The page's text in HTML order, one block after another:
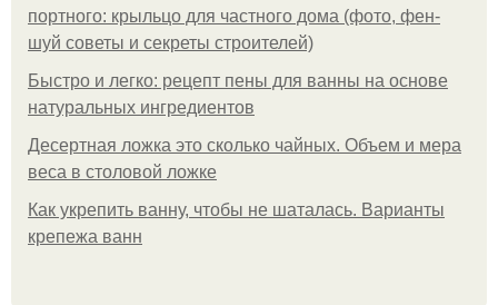
портного: крыльцо для частного дома (фото, фен-
шуй советы и секреты строителей)
Быстро и легко: рецепт пены для ванны на основе
натуральных ингредиентов
Десертная ложка это сколько чайных. Объем и мера
веса в столовой ложке
Как укрепить ванну, чтобы не шаталась. Варианты
крепежа ванн